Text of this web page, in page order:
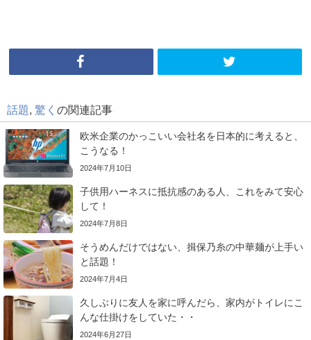
話題 驚く の関連記事
欧米企業のかっこいい会社名を日本的に考えると、
こうなる！
2024年7月10日
子供用ハーネスに抵抗感のある人、これをみて安心
して！
2024年7月8日
そうめんだけではない、揖保乃糸の中華麺が上手い
と話題！
2024年7月4日
久しぶりに友人を家に呼んだら、家内がトイレにこ
んな仕掛けをしていた・・
2024年6月27日